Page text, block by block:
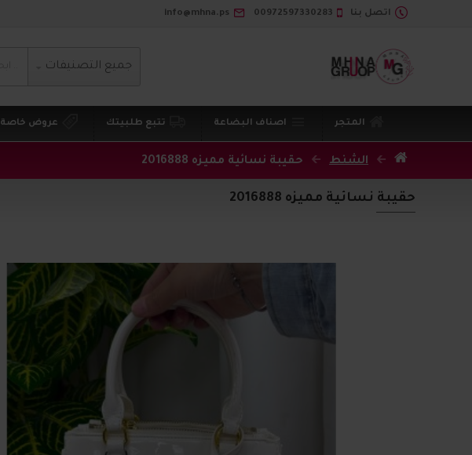
اتصل بنا 00972597330283
info@mhna.ps
جميع التصنيفات
المتجر اصناف البضاعة تتبع طلبيتك عروض خاصة
الشنط حقيبة نسائية مميزه 2016888
حقيبة نسائية مميزه 2016888